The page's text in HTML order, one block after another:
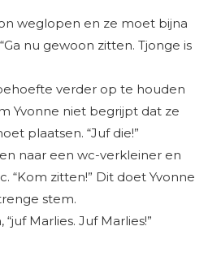
weglopen en ze moet bijna
nu gewoon zitten. Tjonge is
verder op te houden
Yvonne niet begrijpt dat ze
plaatsen. “Juf die!”
naar een wc-verkleiner en
“Kom zitten!” Dit doet Yvonne
stem.
Marlies. Juf Marlies!”